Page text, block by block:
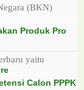
(BKN)
Produk Pro
yaitu
Calon PPPK